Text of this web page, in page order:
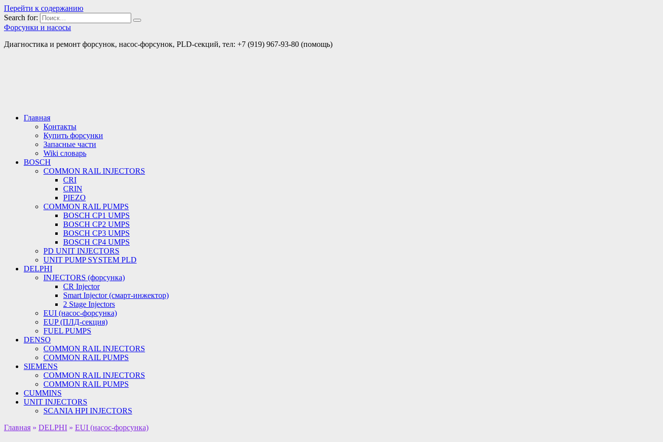
Перейти к содержанию
Search for:
Форсунки и насосы
Диагностика и ремонт форсунок, насос-форсунок, PLD-секций, тел: +7 (919) 967-93-80 (помощь)
Главная
Контакты
Купить форсунки
Запасные части
Wiki словарь
BOSCH
COMMON RAIL INJECTORS
CRI
CRIN
PIEZO
COMMON RAIL PUMPS
BOSCH CP1 UMPS
BOSCH CP2 UMPS
BOSCH CP3 UMPS
BOSCH CP4 UMPS
PD UNIT INJECTORS
UNIT PUMP SYSTEM PLD
DELPHI
INJECTORS (форсунка)
CR Injector
Smart Injector (смарт-инжектор)
2 Stage Injectors
EUI (насос-форсунка)
EUP (ПЛД-секция)
FUEL PUMPS
DENSO
COMMON RAIL INJECTORS
COMMON RAIL PUMPS
SIEMENS
COMMON RAIL INJECTORS
COMMON RAIL PUMPS
CUMMINS
UNIT INJECTORS
SCANIA HPI INJECTORS
Главная » DELPHI » EUI (насос-форсунка)